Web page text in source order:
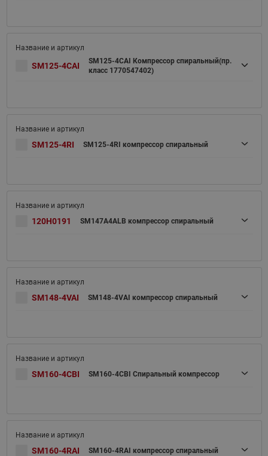
SM125-4CAI
SM125-4CAI Компрессор спиральный(пр.
класс 1770547402)
SM125-4RI SM125-4RI компрессор спиральный
120H0191 SM147A4ALB компрессор спиральный
SM148-4VAI SM148-4VAI компрессор спиральный
SM160-4CBI SM160-4CBI Спиральный компрессор
SM160-4RAI SM160-4RAI компрессор спиральный